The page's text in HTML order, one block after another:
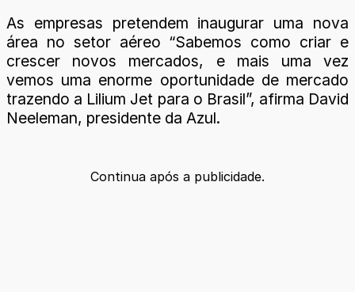
As empresas pretendem inaugurar uma nova
área no setor aéreo “Sabemos como criar e
crescer novos mercados, e mais uma vez
vemos uma enorme oportunidade de mercado
trazendo a Lilium Jet para o Brasil”, afirma David
Neeleman, presidente da Azul.
Continua após a publicidade.